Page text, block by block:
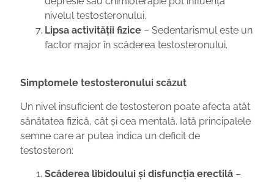
nivelul testosteronului.
Lipsa activității fizice – Sedentarismul este un
factor major în scăderea testosteronului.
Simptomele testosteronului scăzut
Un nivel insuficient de testosteron poate afecta atât
sănătatea fizică, cât și cea mentală. Iată principalele
semne care ar putea indica un deficit de
testosteron:
Scăderea libidoului și disfuncția erectilă –